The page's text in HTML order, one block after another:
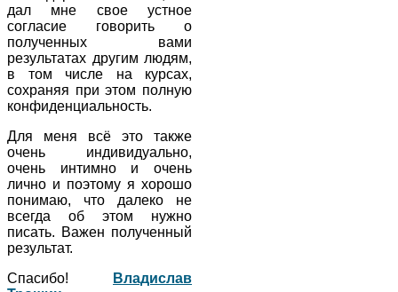
дал мне свое устное
согласие говорить о
полученных вами
результатах другим людям,
в том числе на курсах,
сохраняя при этом полную
конфиденциальность.
Для меня всё это также
очень индивидуально,
очень интимно и очень
лично и поэтому я хорошо
понимаю, что далеко не
всегда об этом нужно
писать. Важен полученный
результат.
Спасибо!
Владислав